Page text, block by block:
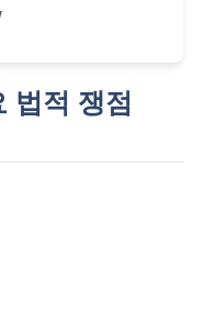
법적 쟁점